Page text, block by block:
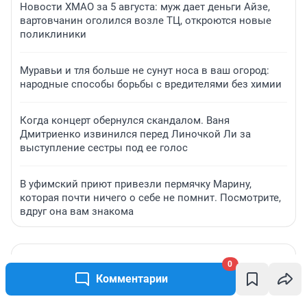
Комментарии
0
Новости ХМАО за 5 августа: муж дает деньги Айзе,
вартовчанин оголился возле ТЦ, откроются новые
поликлиники
Муравьи и тля больше не сунут носа в ваш огород:
народные способы борьбы с вредителями без химии
Когда концерт обернулся скандалом. Ваня
Дмитриенко извинился перед Линочкой Ли за
выступление сестры под ее голос
В уфимский приют привезли пермячку Марину,
которая почти ничего о себе не помнит. Посмотрите,
вдруг она вам знакома
ПРОМОКОДЫ
Интернет в 180+ странах мира без